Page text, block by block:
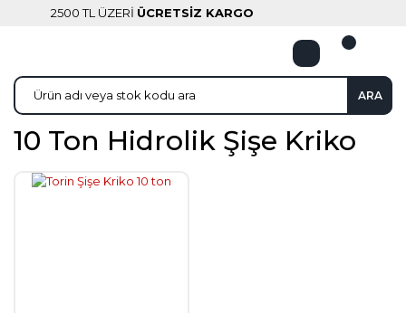
2500 TL ÜZERİ ÜCRETSİZ KARGO
ARA
10 Ton Hidrolik Şişe Kriko